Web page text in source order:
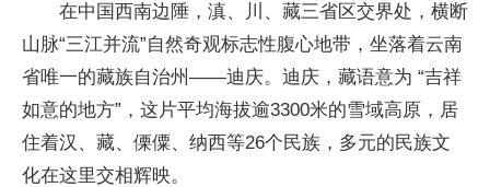
在中国西南边陲，滇、川、藏三省区交界处，横断
山脉“三江并流”自然奇观标志性腹心地带，坐落着云南
省唯一的藏族自治州——迪庆。迪庆，藏语意为 “吉祥
如意的地方”，这片平均海拔逾3300米的雪域高原，居
住着汉、藏、傈僳、纳西等26个民族，多元的民族文
化在这里交相辉映。